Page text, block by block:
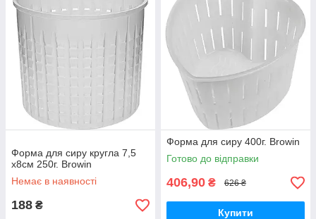
Форма для сиру кругла 7,5
х8см 250г. Browin
Немає в наявності
188 ₴
Форма для сиру 400г. Browin
Готово до відправки
406,90 ₴ 626 ₴
Купити